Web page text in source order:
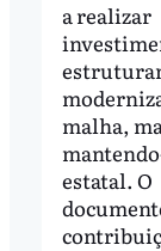
a realizar
malha,
estatal. O